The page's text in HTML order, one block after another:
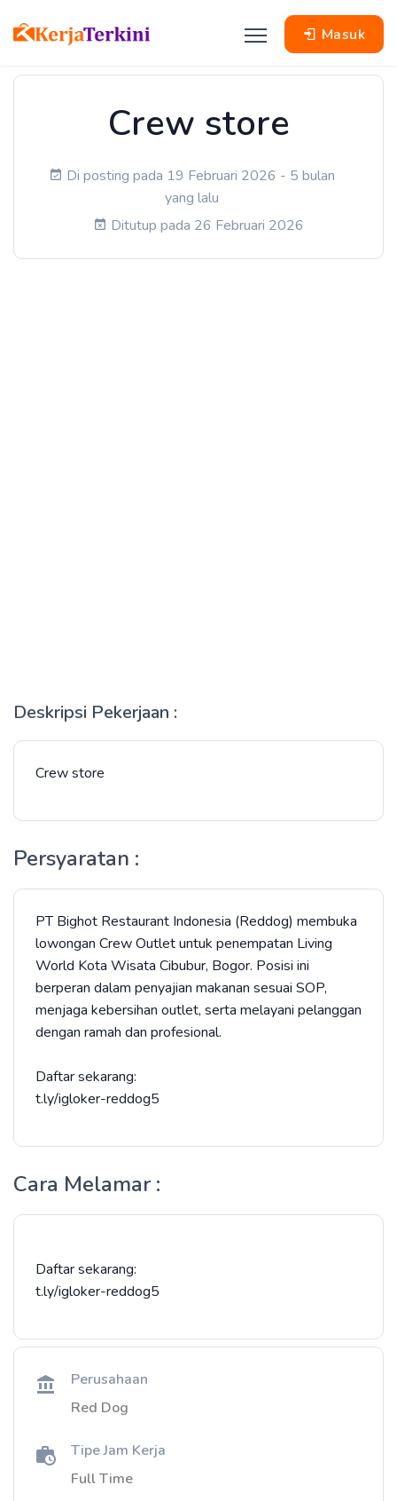
Masuk
Crew store
Di posting pada 19 Februari 2026 - 5 bulan
yang lalu
Ditutup pada 26 Februari 2026
Deskripsi Pekerjaan :
Crew store
Persyaratan :
PT Bighot Restaurant Indonesia (Reddog) membuka
lowongan Crew Outlet untuk penempatan Living
World Kota Wisata Cibubur, Bogor. Posisi ini
berperan dalam penyajian makanan sesuai SOP,
menjaga kebersihan outlet, serta melayani pelanggan
dengan ramah dan profesional.
Daftar sekarang:
t.ly/igloker-reddog5
Cara Melamar :
Daftar sekarang:
t.ly/igloker-reddog5
Perusahaan
Red Dog
Tipe Jam Kerja
Full Time